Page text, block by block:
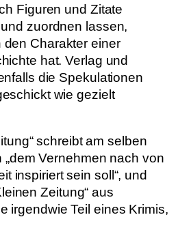
Figuren und Zitate
zuordnen lassen,
Charakter einer
hat. Verlag und
die Spekulationen
wie gezielt
schreibt am selben
Vernehmen nach von
inspiriert sein soll“, und
Zeitung“ aus
irgendwie Teil eines Krimis,